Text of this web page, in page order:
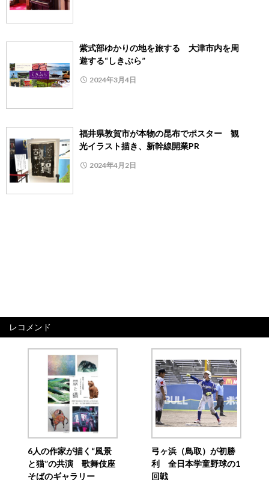
紫式部ゆかりの地を旅する 大津市内を周
遊する“しきぶら”
2024年3月4日
福井県敦賀市が本物の昆布でポスター 観
光イラスト描き、新幹線開業PR
2024年4月2日
レコメンド
6人の作家が描く“風景
と猫”の共演 歌舞伎座
そばのギャラリー
弓ヶ浜（鳥取）が初勝
利 全日本学童野球の1
回戦